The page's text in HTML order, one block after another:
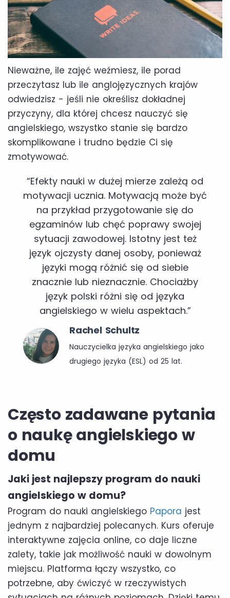
Nieważne, ile zajęć weźmiesz, ile porad
przeczytasz lub ile anglojęzycznych krajów
odwiedzisz - jeśli nie określisz dokładnej
przyczyny, dla której chcesz nauczyć się
angielskiego, wszystko stanie się bardzo
skomplikowane i trudno będzie Ci się
zmotywować.
“Efekty nauki w dużej mierze zależą od
motywacji ucznia. Motywacją może być
na przykład przygotowanie się do
egzaminów lub chęć poprawy swojej
sytuacji zawodowej. Istotny jest też
język ojczysty danej osoby, ponieważ
języki mogą różnić się od siebie
znacznie lub nieznacznie. Chociażby
język polski różni się od języka
angielskiego w wielu aspektach.”
Rachel Schultz
Nauczycielka języka angielskiego jako
drugiego języka (ESL) od 25 lat.
Często zadawane pytania
o naukę angielskiego w
domu
Jaki jest najlepszy program do nauki
angielskiego w domu?
Program do nauki angielskiego Papora jest
jednym z najbardziej polecanych. Kurs oferuje
interaktywne zajęcia online, co daje liczne
zalety, takie jak możliwość nauki w dowolnym
miejscu. Platforma łączy wszystko, co
potrzebne, aby ćwiczyć w rzeczywistych